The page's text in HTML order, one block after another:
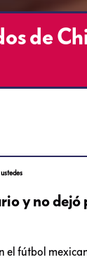
de
y no
el fútbol